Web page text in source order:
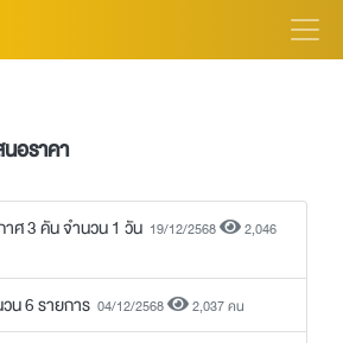
นอราคา
าศ 3 คัน จำนวน 1 วัน 19/12/2568
2,046
น 6 รายการ 04/12/2568 2,037 คน